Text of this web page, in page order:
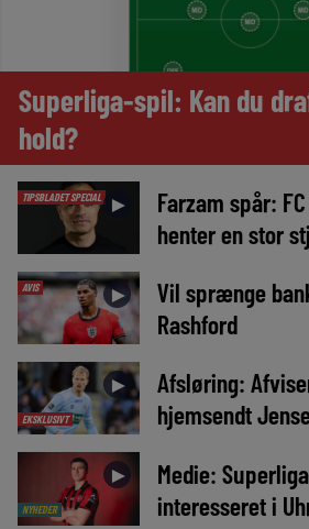
Superliga-spil: Kan du
hold?
TIPSBLADET SPECIAL ►
Farzam spår:
henter en stor
AVIS ►
Vil sprænge
Rashford
EKSKLUSIVT
►
Afsløring:
hjemsendt
NYHEDER
►
Medie:
interesseret i